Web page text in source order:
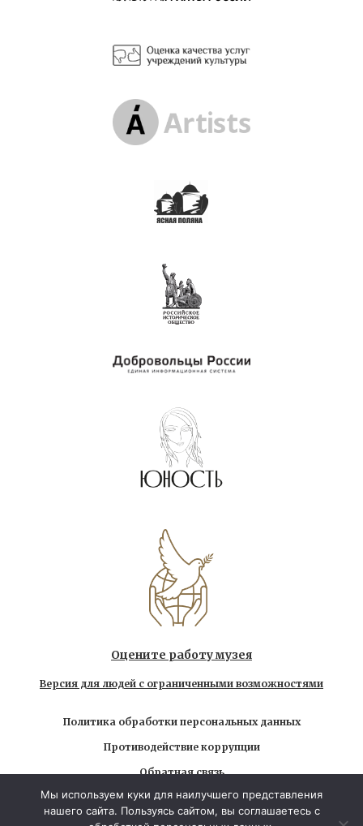
Оцените работу музея
Версия для людей с ограниченными возможностями
Политика обработки персональных данных
Противодействие коррупции
Обратная связь
Использование любых находящихся на сайте
материалов без официального разрешения запрещено
Мы используем куки для наилучшего представления
нашего сайта. Пользуясь сайтом, вы соглашаетесь с